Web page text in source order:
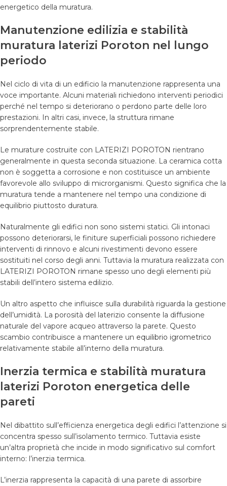
energetico della muratura.
Manutenzione edilizia e stabilità
muratura laterizi Poroton nel lungo
periodo
Nel ciclo di vita di un edificio la manutenzione rappresenta una
voce importante. Alcuni materiali richiedono interventi periodici
perché nel tempo si deteriorano o perdono parte delle loro
prestazioni. In altri casi, invece, la struttura rimane
sorprendentemente stabile.
Le murature costruite con LATERIZI POROTON rientrano
generalmente in questa seconda situazione. La ceramica cotta
non è soggetta a corrosione e non costituisce un ambiente
favorevole allo sviluppo di microrganismi. Questo significa che la
muratura tende a mantenere nel tempo una condizione di
equilibrio piuttosto duratura.
Naturalmente gli edifici non sono sistemi statici. Gli intonaci
possono deteriorarsi, le finiture superficiali possono richiedere
interventi di rinnovo e alcuni rivestimenti devono essere
sostituiti nel corso degli anni. Tuttavia la muratura realizzata con
LATERIZI POROTON rimane spesso uno degli elementi più
stabili dell’intero sistema edilizio.
Un altro aspetto che influisce sulla durabilità riguarda la gestione
dell’umidità. La porosità del laterizio consente la diffusione
naturale del vapore acqueo attraverso la parete. Questo
scambio contribuisce a mantenere un equilibrio igrometrico
relativamente stabile all’interno della muratura.
Inerzia termica e stabilità muratura
laterizi Poroton energetica delle
pareti
Nel dibattito sull’efficienza energetica degli edifici l’attenzione si
concentra spesso sull’isolamento termico. Tuttavia esiste
un’altra proprietà che incide in modo significativo sul comfort
interno: l’inerzia termica.
L’inerzia rappresenta la capacità di una parete di assorbire